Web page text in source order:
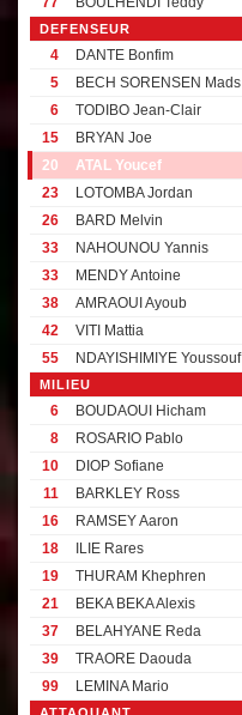
DEFENSEUR
4
DANTE Bonfim
5
BECH SORENSEN Mads
6
TODIBO Jean-Clair
15
BRYAN Joe
20
ATAL Youcef
23
LOTOMBA Jordan
26
BARD Melvin
33
NAHOUNOU Yannis
33
MENDY Antoine
38
AMRAOUI Ayoub
42
VITI Mattia
55
NDAYISHIMIYE Youssouf
MILIEU
6
BOUDAOUI Hicham
8
ROSARIO Pablo
10
DIOP Sofiane
11
BARKLEY Ross
16
RAMSEY Aaron
18
ILIE Rares
19
THURAM Khephren
21
BEKA BEKA Alexis
37
BELAHYANE Reda
39
TRAORE Daouda
99
LEMINA Mario